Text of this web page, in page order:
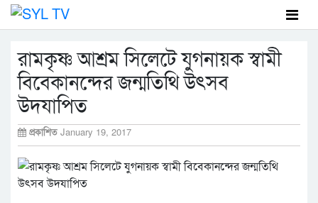
রামকৃষ্ণ আশ্রম সিলেটে যুগনায়ক স্বামী
বিবেকানন্দের জন্মতিথি উৎসব
উদযাপিত
প্রকাশিত January 19, 2017